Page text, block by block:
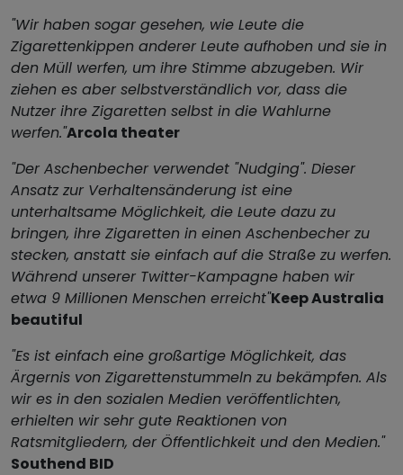
"Wir haben sogar gesehen, wie Leute die
Zigarettenkippen anderer Leute aufhoben und sie in
den Müll werfen, um ihre Stimme abzugeben. Wir
ziehen es aber selbstverständlich vor, dass die
Nutzer ihre Zigaretten selbst in die Wahlurne
werfen."Arcola theater
"Der Aschenbecher verwendet "Nudging". Dieser
Ansatz zur Verhaltensänderung ist eine
unterhaltsame Möglichkeit, die Leute dazu zu
bringen, ihre Zigaretten in einen Aschenbecher zu
stecken, anstatt sie einfach auf die Straße zu werfen.
Während unserer Twitter-Kampagne haben wir
etwa 9 Millionen Menschen erreicht"Keep Australia
beautiful
"Es ist einfach eine großartige Möglichkeit, das
Ärgernis von Zigarettenstummeln zu bekämpfen. Als
wir es in den sozialen Medien veröffentlichten,
erhielten wir sehr gute Reaktionen von
Ratsmitgliedern, der Öffentlichkeit und den Medien."
Southend BID